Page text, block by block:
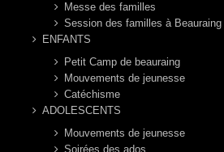
Messe des familles
Session des familles à Beauraing
ENFANTS
Petit Camp de beauraing
Mouvements de jeunesse
Catéchisme
ADOLESCENTS
Mouvements de jeunesse
Soirées des ados